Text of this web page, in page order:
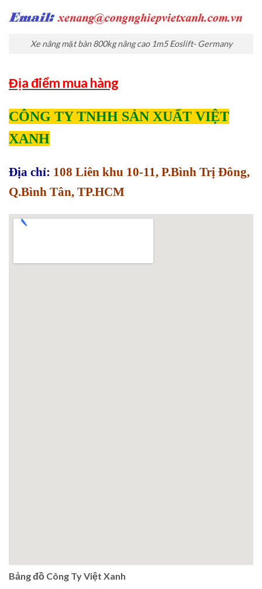
Xe nâng mặt bàn 800kg nâng cao 1m5 Eoslift- Germany
Địa điểm mua hàng
CÔNG TY TNHH SẢN XUẤT VIỆT
XANH
Địa chỉ: 108 Liên khu 10-11, P.Bình Trị Đông,
Q.Bình Tân, TP.HCM
Bảng đồ Công Ty Việt Xanh